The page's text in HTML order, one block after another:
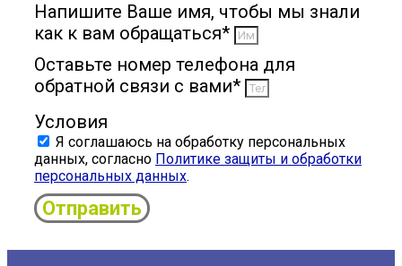
Напишите Ваше имя, чтобы мы знали
как к вам обращаться*
Оставьте номер телефона для
обратной связи с вами*
Условия
Я соглашаюсь на обработку персональных
данных, согласно Политике защиты и обработки
персональных данных.
Отправить